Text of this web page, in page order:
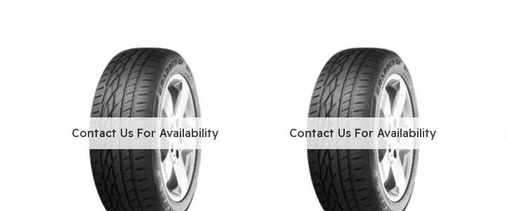
Contact Us For Availability
Contact Us For Availability